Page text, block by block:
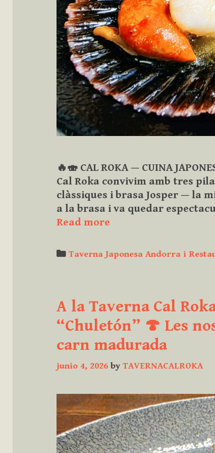
🔥🍣 CAL ROKA — CUINA
Cal Roka convivim amb tres
clàssiques i brasa Josper — la
a la brasa i va quedar
Read more
tres
ens
defineixen:
Cuina
japonesa,
clàssiques
brasa
Josper,
la
millor
Categories
Taverna Japonesa Andorra i
A la Taverna Cal
“Chuletón” 🍄 Les
carn madurada
junio 4, 2026 by TAVERNACALROKA